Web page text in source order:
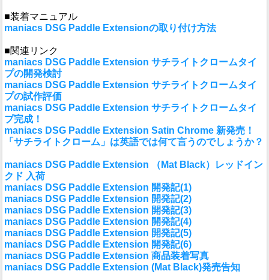
■装着マニュアル
maniacs DSG Paddle Extensionの取り付け方法
■関連リンク
maniacs DSG Paddle Extension サチライトクロームタイ
プの開発検討
maniacs DSG Paddle Extension サチライトクロームタイ
プの試作評価
maniacs DSG Paddle Extension サチライトクロームタイ
プ完成！
maniacs DSG Paddle Extension Satin Chrome 新発売！
「サチライトクローム」は英語では何て言うのでしょうか？
maniacs DSG Paddle Extension （Mat Black）レッドイン
クド 入荷
maniacs DSG Paddle Extension 開発記(1)
maniacs DSG Paddle Extension 開発記(2)
maniacs DSG Paddle Extension 開発記(3)
maniacs DSG Paddle Extension 開発記(4)
maniacs DSG Paddle Extension 開発記(5)
maniacs DSG Paddle Extension 開発記(6)
maniacs DSG Paddle Extension 商品装着写真
maniacs DSG Paddle Extension (Mat Black)発売告知